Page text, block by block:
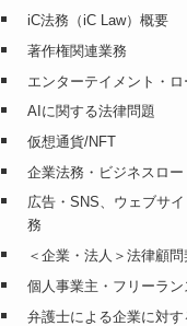
iC法務（iC Law）概要
著作権関連業務
エンターテイメント・ロ
AIに関する法律問題
仮想通貨/NFT
企業法務・ビジネスロー
広告・SNS、ウェブサ
務
＜企業・法人＞法律顧
個人事業主・フリーラ
弁護士による企業に対